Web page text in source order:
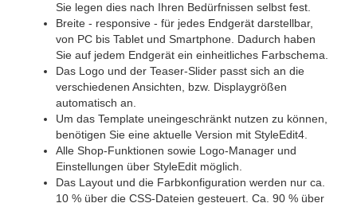
Sie legen dies nach Ihren Bedürfnissen selbst fest.
Breite - responsive - für jedes Endgerät darstellbar,
von PC bis Tablet und Smartphone. Dadurch haben
Sie auf jedem Endgerät ein einheitliches Farbschema.
Das Logo und der Teaser-Slider passt sich an die
verschiedenen Ansichten, bzw. Displaygrößen
automatisch an.
Um das Template uneingeschränkt nutzen zu können,
benötigen Sie eine aktuelle Version mit StyleEdit4.
Alle Shop-Funktionen sowie Logo-Manager und
Einstellungen über StyleEdit möglich.
Das Layout und die Farbkonfiguration werden nur ca.
10 % über die CSS-Dateien gesteuert. Ca. 90 % über